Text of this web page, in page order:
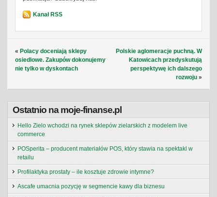
Kanał RSS
Polskie aglomeracje puchną. W
Katowicach przedyskutują
perspektywę ich dalszego
rozwoju »
« Polacy doceniają sklepy
osiedlowe. Zakupów dokonujemy
nie tylko w dyskontach
Ostatnio na moje-finanse.pl
Hello Zielo wchodzi na rynek sklepów zielarskich z modelem live
commerce
POSperita – producent materiałów POS, który stawia na spektakl w
retailu
Profilaktyka prostaty – ile kosztuje zdrowie intymne?
Ascafe umacnia pozycję w segmencie kawy dla biznesu